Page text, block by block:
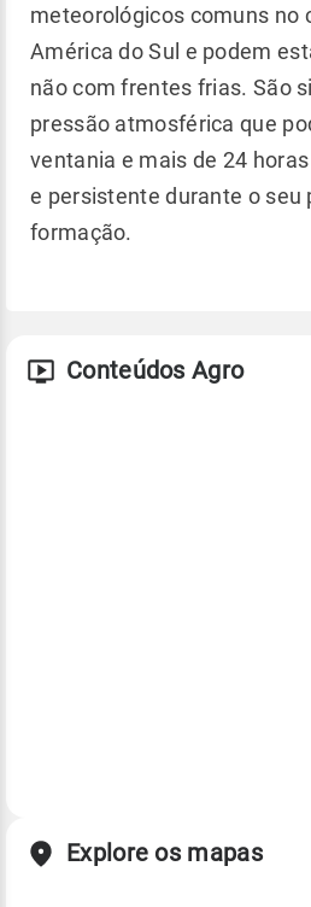
meteorológicos comuns no
América do Sul e podem
não com frentes frias. São
pressão atmosférica que
ventania e mais de 24
e persistente durante o seu
formação.
Conteúdos Agro
Explore os mapas